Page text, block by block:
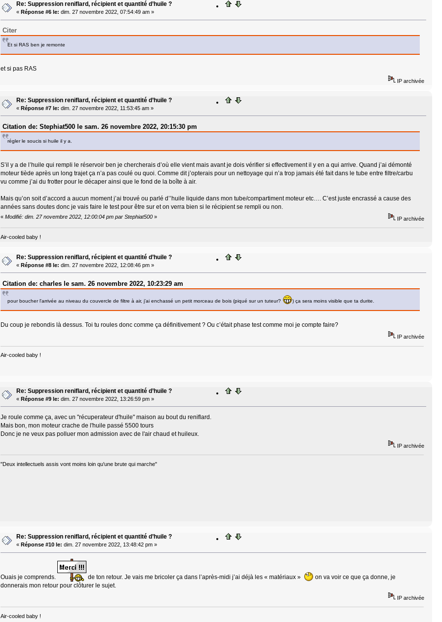
Re: Suppression reniflard, récipient et quantité d’huile ?
« Réponse #6 le: dim. 27 novembre 2022, 07:54:49 am »
Citer
Et si RAS ben je remonte
et si pas RAS
IP archivée
Re: Suppression reniflard, récipient et quantité d’huile ?
« Réponse #7 le: dim. 27 novembre 2022, 11:53:45 am »
Citation de: Stephiat500 le sam. 26 novembre 2022, 20:15:30 pm
régler le soucis si huile il y a.
S’il y a de l’huile qui rempli le réservoir ben je chercherais d’où elle vient mais avant je dois vérifier si effectivement il y en a qui arrive. Quand j’ai démonté
moteur tiède après un long trajet ça n’a pas coulé ou quoi. Comme dit j’opterais pour un nettoyage qui n’a trop jamais été fait dans le tube entre filtre/carbu
vu comme j’ai du frotter pour le décaper ainsi que le fond de la boîte à air.
Mais qu’on soit d’accord a aucun moment j’ai trouvé ou parlé d’’huile liquide dans mon tube/compartiment moteur etc…. C’est juste encrassé a cause des
années sans doutes donc je vais faire le test pour être sur et on verra bien si le récipient se rempli ou non.
« Modifié: dim. 27 novembre 2022, 12:00:04 pm par Stephiat500» IP archivée
Air-cooled baby !
Re: Suppression reniflard, récipient et quantité d’huile ?
« Réponse #8 le: dim. 27 novembre 2022, 12:08:46 pm »
Citation de: charles le sam. 26 novembre 2022, 10:23:29 am
pour boucher l'arrivée au niveau du couvercle de filtre à air, j'ai enchassé un petit morceau de bois (piqué sur un tuteur? ) ça sera moins visible que ta durite.
Du coup je rebondis là dessus. Toi tu roules donc comme ça définitivement ? Ou c’était phase test comme moi je compte faire?
IP archivée
Air-cooled baby !
Re: Suppression reniflard, récipient et quantité d’huile ?
« Réponse #9 le: dim. 27 novembre 2022, 13:26:59 pm »
Je roule comme ça, avec un "récuperateur d'huile" maison au bout du reniflard.
Mais bon, mon moteur crache de l'huile passé 5500 tours
Donc je ne veux pas polluer mon admission avec de l'air chaud et huileux.
IP archivée
"Deux intellectuels assis vont moins loin qu'une brute qui marche"
Re: Suppression reniflard, récipient et quantité d’huile ?
« Réponse #10 le: dim. 27 novembre 2022, 13:48:42 pm »
Ouais je comprends. de ton retour. Je vais me bricoler ça dans l’après-midi j’ai déjà les « matériaux »
on va voir ce que ça donne, je
donnerais mon retour pour clôturer le sujet.
IP archivée
Air-cooled baby !